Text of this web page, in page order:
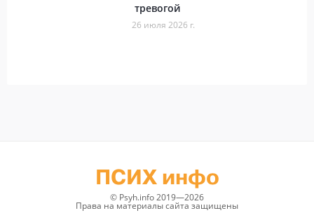
тревогой
26 июля 2026 г.
ПСИХ инфо
© Psyh.info 2019—2026
Права на материалы сайта защищены